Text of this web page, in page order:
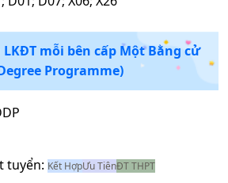
mỗi bên cấp Một Bằng cử
Programme)
tuyển: Kết HợpƯu TiênĐT THPT